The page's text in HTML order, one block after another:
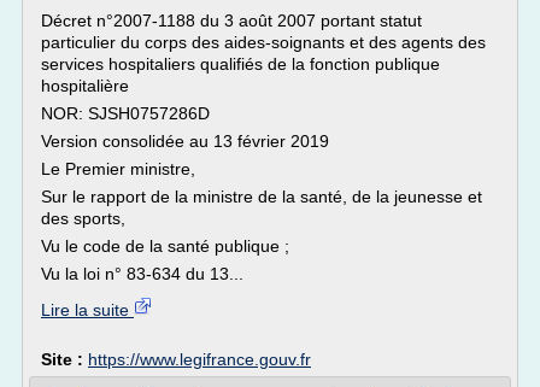
Décret n°2007-1188 du 3 août 2007 portant statut
particulier du corps des aides-soignants et des agents des
services hospitaliers qualifiés de la fonction publique
hospitalière
NOR: SJSH0757286D
Version consolidée au 13 février 2019
Le Premier ministre,
Sur le rapport de la ministre de la santé, de la jeunesse et
des sports,
Vu le code de la santé publique ;
Vu la loi n° 83-634 du 13...
Lire la suite
Site : https://www.legifrance.gouv.fr